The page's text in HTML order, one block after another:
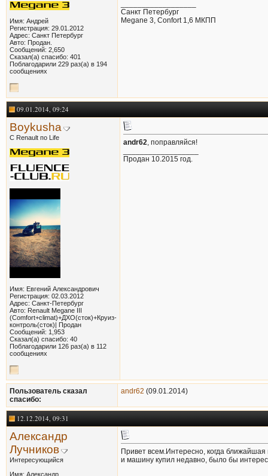
Имя: Андрей
Регистрация: 29.01.2012
Адрес: Санкт Петербург
Авто: Продан.
Сообщений: 2,650
Сказал(а) спасибо: 401
Поблагодарили 229 раз(а) в 194
сообщениях
Санкт Петербург
Megane 3, Confort 1,6 МКПП
09.01.2014, 09:24
Boykusha
С Renault по Life
Имя: Евгений Александрович
Регистрация: 02.03.2012
Адрес: Санкт-Петербург
Авто: Renault Megane III
(Comfort+climat)+ДХО(сток)+Круиз-
контроль(сток)| Продан
Сообщений: 1,953
Сказал(а) спасибо: 40
Поблагодарили 126 раз(а) в 112
сообщениях
andr62, поправляйся!
Продан 10.2015 год.
Пользователь сказал
cпасибо:
andr62 (09.01.2014)
12.12.2014, 09:31
Александр
Лучников
Интересующийся
Имя: Александр
Привет всем.Интересно, когда
и машину купил недавно, было бы